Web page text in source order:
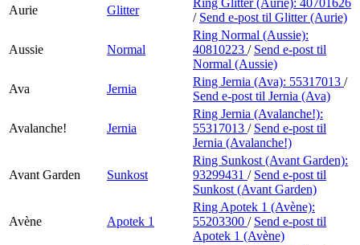
Aurie Glitter
/ Send e-post til Glitter (Aurie)
Aussie Normal
Ring Normal (Aussie):
40810223 / Send e-post til
Normal (Aussie)
Ava
Jernia
Ring Jernia (Ava): 55317013 /
Send e-post til Jernia (Ava)
Avalanche! Jernia
Ring Jernia (Avalanche!):
55317013 / Send e-post til
Jernia (Avalanche!)
Avant Garden Sunkost
Ring Sunkost (Avant Garden):
93299431 / Send e-post til
Sunkost (Avant Garden)
Avène Apotek 1
Ring Apotek 1 (Avène):
55203300 / Send e-post til
Apotek 1 (Avène)